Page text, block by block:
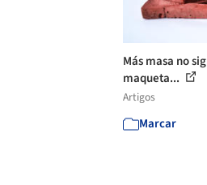
Más masa no
maqueta...
Artigos
Marcar